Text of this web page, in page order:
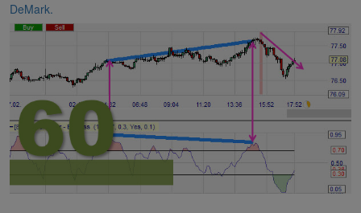
DeMark.